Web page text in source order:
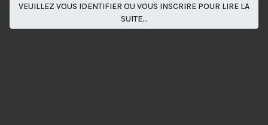
VEUILLEZ VOUS IDENTIFIER OU VOUS INSCRIRE POUR LIRE LA
SUITE...